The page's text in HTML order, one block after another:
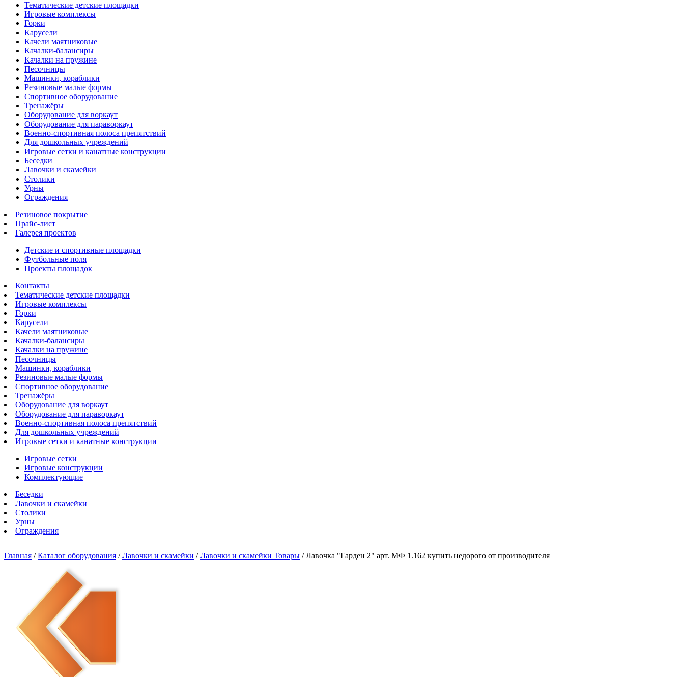
Тематические детские площадки
Игровые комплексы
Горки
Карусели
Качели маятниковые
Качалки-балансиры
Качалки на пружине
Песочницы
Машинки, кораблики
Резиновые малые формы
Спортивное оборудование
Тренажёры
Оборудование для воркаут
Оборудование для параворкаут
Военно-спортивная полоса препятствий
Для дошкольных учреждений
Игровые сетки и канатные конструкции
Беседки
Лавочки и скамейки
Столики
Урны
Ограждения
Резиновое покрытие
Прайс-лист
Галерея проектов
Детские и спортивные площадки
Футбольные поля
Проекты площадок
Контакты
Тематические детские площадки
Игровые комплексы
Горки
Карусели
Качели маятниковые
Качалки-балансиры
Качалки на пружине
Песочницы
Машинки, кораблики
Резиновые малые формы
Спортивное оборудование
Тренажёры
Оборудование для воркаут
Оборудование для параворкаут
Военно-спортивная полоса препятствий
Для дошкольных учреждений
Игровые сетки и канатные конструкции
Игровые сетки
Игровые конструкции
Комплектующие
Беседки
Лавочки и скамейки
Столики
Урны
Ограждения
Главная /Каталог оборудования /Лавочки и скамейки /Лавочки и скамейки Товары /Лавочка "Гарден 2" арт. МФ 1.162 купить недорого от производителя